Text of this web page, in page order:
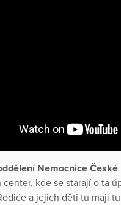
Nemocnice České
kde se starají o ta
a jejich děti tu mají